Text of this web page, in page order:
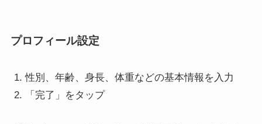
プロフィール設定
性別、年齢、身長、体重などの基本情報を入力
「完了」をタップ